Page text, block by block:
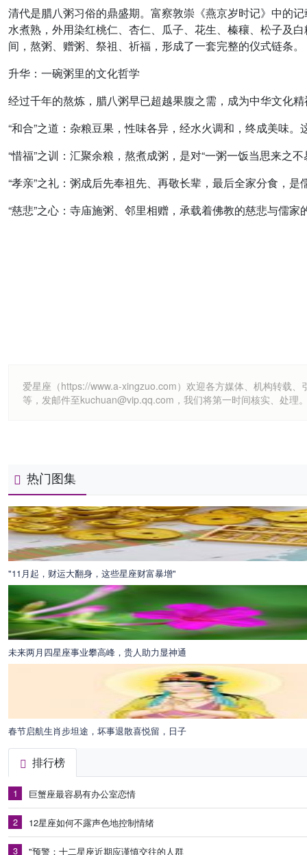
清代是腊八粥习俗的鼎盛期。富察敦崇《燕京岁时记》中的
水煮熟，外用染红桃仁、杏仁、瓜子、花生、榛穰、松子及
间，熬粥、赠粥、祭祖、祈福，形成了一套完整的仪式链条。
升华：一碗粥里的文化哲学
经过千年的熬炼，腊八粥早已超越果腹之需，成为中华文化
“和合”之道：杂粮豆果，性味各异，经水火调和，终成美味。
“惜福”之训：汇聚余粮，熬煮成粥，是对“一粥一饭当思来之
“孝亲”之礼：粥成后先奉祖先、再敬长辈，最后全家分食，
“慈悲”之心：寺庙施粥、邻里相赠，承载着佛教的慈悲与儒
爱星座（https://www.a-xingzuo.com）欢迎各方媒体、机构转载
等，发邮件至kuchuan@vip.qq.com，我们将第一时间核实、处理
热门图集
"11月起，财运大翻身，这些星座财富暴增"
未来两月四星座事业攀高峰，贵人助力显神通
春节启航生肖步坦途，坏事退散喜悦留，日子
排行榜
1 巨蟹座最容易有办公室恋情
2 12星座如何不露声色地控制情绪
3 "预警：十二星座近期应谨慎交往的人群